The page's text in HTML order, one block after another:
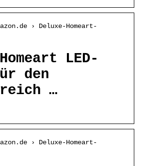
› Deluxe-Homeart-
LED-
den
…
› Deluxe-Homeart-